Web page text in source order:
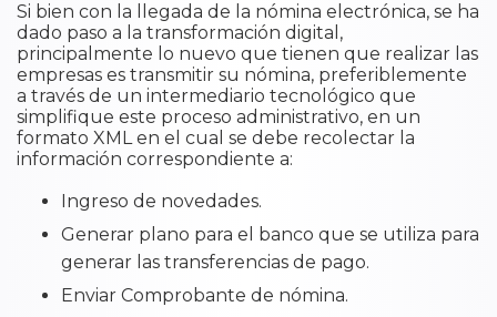
Si bien con la llegada de la nómina electrónica, se ha
dado paso a la transformación digital,
principalmente lo nuevo que tienen que realizar las
empresas es transmitir su nómina, preferiblemente
a través de un intermediario tecnológico que
simplifique este proceso administrativo, en un
formato XML en el cual se debe recolectar la
información correspondiente a:
Ingreso de novedades.
Generar plano para el banco que se utiliza para
generar las transferencias de pago.
Enviar Comprobante de nómina.